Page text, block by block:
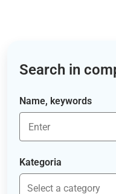
Search in
Name, keywords
Kategoria